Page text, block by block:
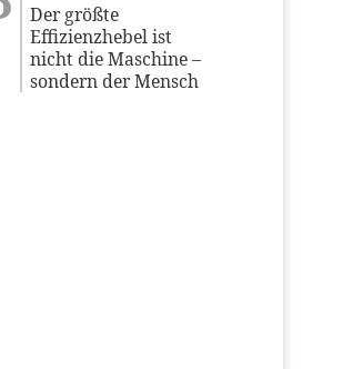
Der größte
Effizienzhebel ist
nicht die Maschine –
sondern der Mensch